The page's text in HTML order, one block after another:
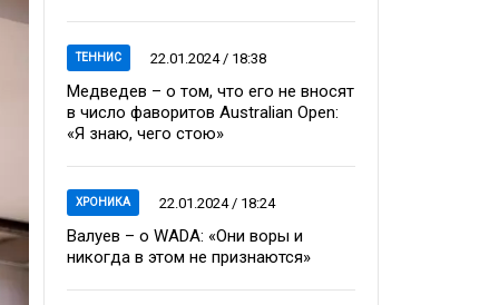
ТЕННИС 22.01.2024 / 18:38
Медведев – о том, что его не вносят
в число фаворитов Australian Open:
«Я знаю, чего стою»
ХРОНИКА 22.01.2024 / 18:24
Валуев – о WADA: «Они воры и
никогда в этом не признаются»